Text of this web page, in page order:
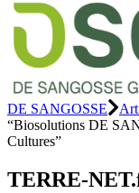
DE SANGOSSE
“Biosolutions DE
Cultures”
TERRE-